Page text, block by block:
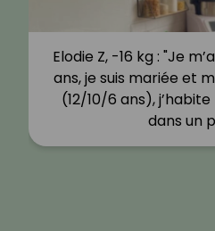
Elodie Z, -16 kg : "Je
ans, je suis mariée et
(12/10/6 ans),
dans un